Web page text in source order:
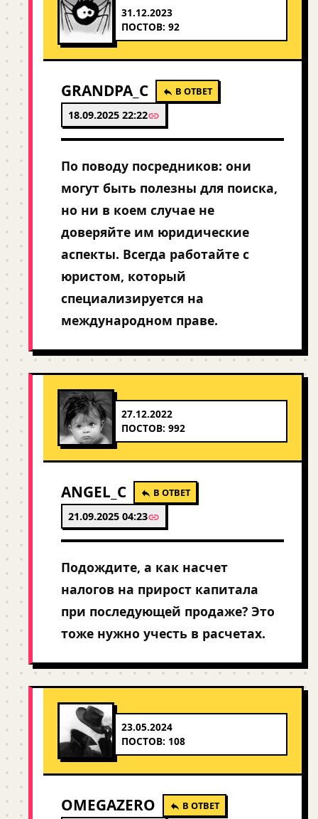
31.12.2023
ПОСТОВ: 92
GRANDPA_C В ОТВЕТ
18.09.2025 22:22
По поводу посредников: они
могут быть полезны для поиска,
но ни в коем случае не
доверяйте им юридические
аспекты. Всегда работайте с
юристом, который
специализируется на
международном праве.
27.12.2022
ПОСТОВ: 992
ANGEL_C В ОТВЕТ
21.09.2025 04:23
Подождите, а как насчет
налогов на прирост капитала
при последующей продаже? Это
тоже нужно учесть в расчетах.
23.05.2024
ПОСТОВ: 108
OMEGAZERO В ОТВЕТ